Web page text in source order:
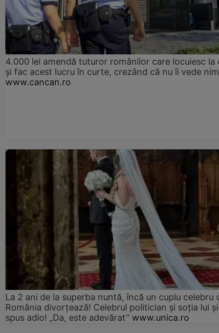
4.000 lei amendă tuturor românilor care locuiesc la
și fac acest lucru în curte, crezând că nu îi vede
www.cancan.ro
La 2 ani de la superba nuntă, încă un cuplu celebru
România divorțează! Celebrul politician și soția lui
spus adio! „Da, este adevărat” www.unica.ro